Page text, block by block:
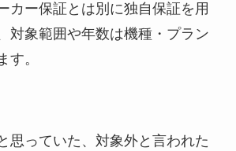
カー保証とは別に独自保証を用
対象範囲や年数は機種・プラン
す。
思っていた、対象外と言われた